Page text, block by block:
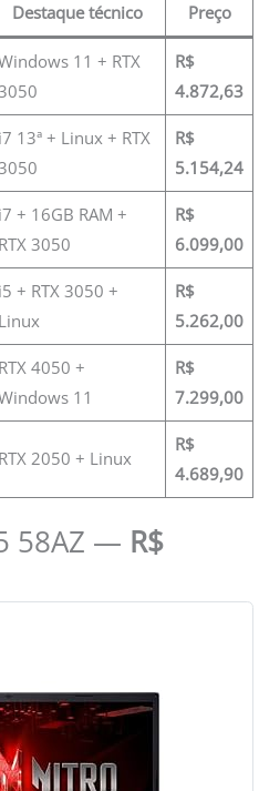
Destaque técnico Preço
11 + RTX
R$
4.872,63
i7 13ª + Linux + RTX
R$
5.154,24
i7 + 16GB RAM +
RTX 3050
R$
6.099,00
i5 + RTX 3050 +
Linux
R$
5.262,00
RTX 4050 +
11
R$
7.299,00
RTX 2050 + Linux
R$
4.689,90
58AZ — R$